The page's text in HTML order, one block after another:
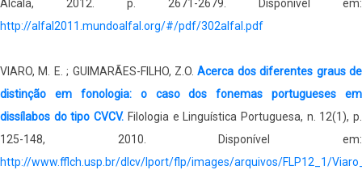
Alcalá, 2012. p. 2671-2679. Disponível em:
http://alfal2011.mundoalfal.org/#/pdf/302alfal.pdf
VIARO, M. E. ; GUIMARÃES-FILHO, Z.O.Acerca dos diferentes graus de
distinção em fonologia: o caso dos fonemas portugueses em
dissílabos do tipo CVCV. Filologia e Linguística Portuguesa, n. 12(1), p.
125-148, 2010. Disponível em:
http://www.fflch.usp.br/dlcv/lport/flp/images/arquivos/FLP12_1/